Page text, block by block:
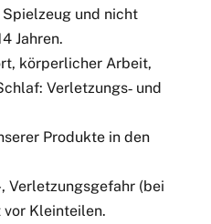
und nicht
Jahren.
körperlicher Arbeit,
Verletzungs‑ und
Produkte in den
Verletzungsgefahr (bei
vor Kleinteilen.